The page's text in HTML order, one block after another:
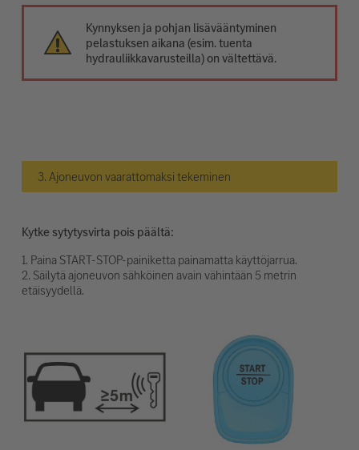
Kynnyksen ja pohjan lisävääntyminen
pelastuksen aikana (esim. tuenta
hydrauliikkavarusteilla) on vältettävä.
3. Ajoneuvon vaarattomaksi tekeminen
Kytke sytytysvirta pois päältä:
1. Paina START-STOP-painiketta painamatta käyttöjarrua.
2. Säilytä ajoneuvon sähköinen avain vähintään 5 metrin
etäisyydellä.